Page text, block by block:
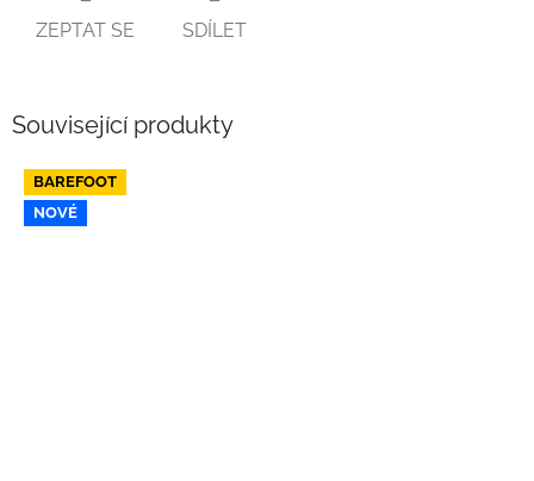
ZEPTAT SE SDÍLET
Související produkty
BAREFOOT
NOVÉ